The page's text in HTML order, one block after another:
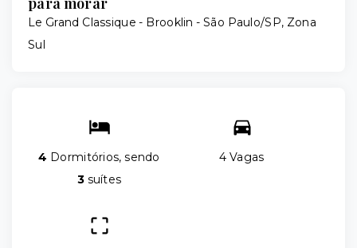
Le Grand Classique - Brooklin - São Paulo/SP, Zona
Sul
4 Dormitórios, sendo
3suítes
4 Vagas